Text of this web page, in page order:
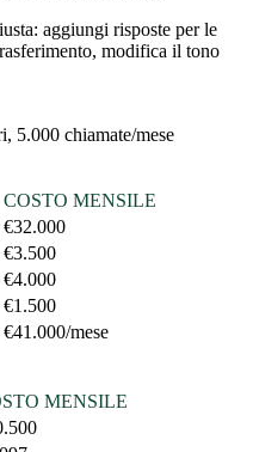
aggiungi risposte per le
modifica il tono
5.000 chiamate/mese
COSTO MENSILE
€32.000
€3.500
€4.000
€1.500
€41.000/mese
MENSILE